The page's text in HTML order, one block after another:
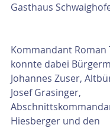
Gasthaus
Kommandant Roman
konnte dabei
Johannes Zuser,
Josef Grasinger,
Hiesberger und den